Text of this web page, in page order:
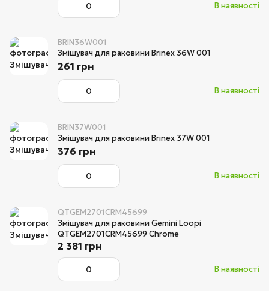
В наявності
BRIN36W001
Змішувач для раковини Brinex 36W 001
В наявності
261 грн
BRIN37W001
Змішувач для раковини Brinex 37W 001
В наявності
376 грн
QTGEM2701CRM45699
Змішувач для раковини Gemini Loopi
QTGEM2701CRM45699 Chrome
В наявності
2 381 грн